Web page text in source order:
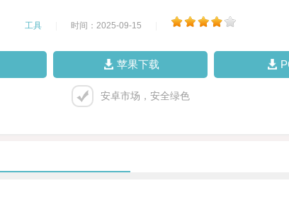
工具 时间：2025-09-15
苹果下载
安卓市场，安全绿色